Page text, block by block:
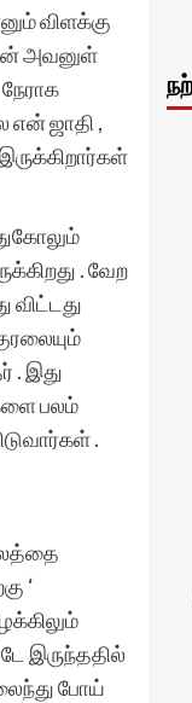
விளக்கு
அவனுள்
என் ஜாதி ,
. வேற​
விட்டது
. இது
பலம்
.
‘
இருந்ததில்
போய்
என்